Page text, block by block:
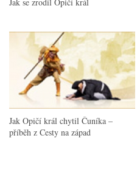
Jak Opičí král chytil Čuníka –
příběh z Cesty na západ